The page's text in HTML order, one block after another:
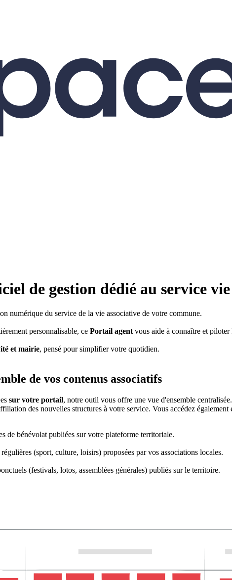
de gestion dédié au service
numérique du service de la vie associative de votre commune.
personnalisable, ce Portail agent vous aide à connaître et
et mairie, pensé pour simplifier votre quotidien.
de vos contenus associatifs
sur votre portail, notre outil vous offre une vue d'ensemble
des nouvelles structures à votre service. Vous accédez
de bénévolat publiées sur votre plateforme territoriale.
(sport, culture, loisirs) proposées par vos associations locales.
(festivals, lotos, assemblées générales) publiés sur le territoire.